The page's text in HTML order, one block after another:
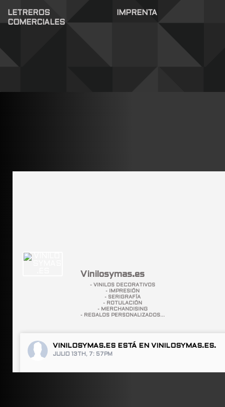
LETREROS
COMERCIALES
IMPRENTA
Vinilosymas.es
- VINILOS DECORATIVOS
- IMPRESIÓN
- SERIGRAFÍA
- ROTULACIÓN
- MERCHANDISING
- REGALOS PERSONALIZADOS...
VINILOSYMAS.ES ESTÁ EN VINILOSYMAS.ES.
JULIO 13TH, 7: 57PM